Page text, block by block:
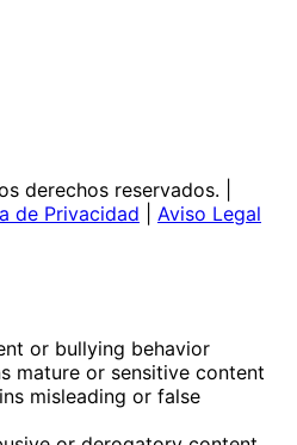
derechos reservados. |
de Privacidad Aviso Legal
or bullying behavior
mature or sensitive content
misleading or false